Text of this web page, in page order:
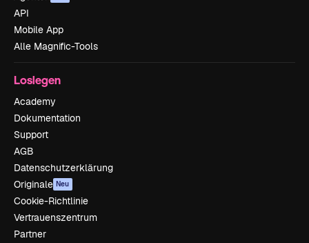
API
Mobile App
Alle Magnific-Tools
Loslegen
Academy
Dokumentation
Support
AGB
Datenschutzerklärung
Originale Neu
Cookie-Richtlinie
Vertrauenszentrum
Partner